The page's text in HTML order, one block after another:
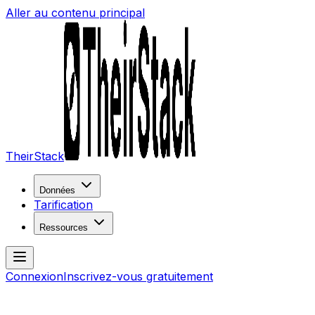
Aller au contenu principal
TheirStack
Données
Tarification
Ressources
ConnexionInscrivez-vous gratuitement